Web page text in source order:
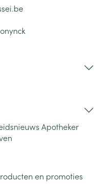
Apotheker
en promoties